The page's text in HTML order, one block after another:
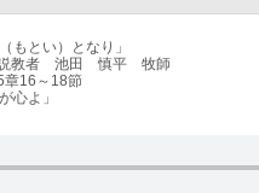
もとい）となり」
説教者 池田 慎平 牧師
16～18節
心よ」